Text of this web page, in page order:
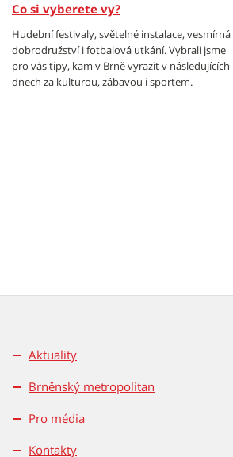
Co si vyberete vy?
Hudební festivaly, světelné instalace, vesmírná
dobrodružství i fotbalová utkání. Vybrali jsme
pro vás tipy, kam v Brně vyrazit v následujících
dnech za kulturou, zábavou i sportem.
Aktuality
Brněnský metropolitan
Pro média
Kontakty